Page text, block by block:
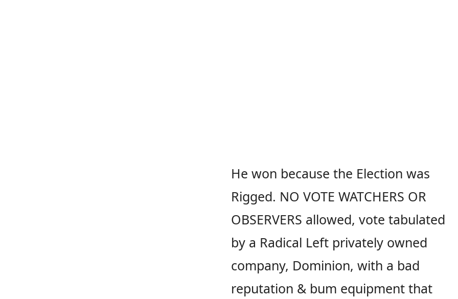
He won because the Election was
Rigged. NO VOTE WATCHERS OR
OBSERVERS allowed, vote tabulated
by a Radical Left privately owned
company, Dominion, with a bad
reputation & bum equipment that